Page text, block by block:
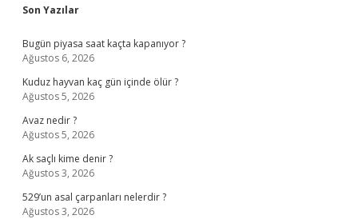
Sidebar
Son Yazılar
Bugün piyasa saat kaçta kapanıyor ?
Ağustos 6, 2026
Kuduz hayvan kaç gün içinde ölür ?
Ağustos 5, 2026
Avaz nedir ?
Ağustos 5, 2026
Ak saçlı kime denir ?
Ağustos 3, 2026
529’un asal çarpanları nelerdir ?
Ağustos 3, 2026